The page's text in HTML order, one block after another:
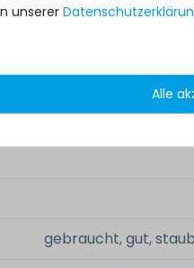
HPE iLO 4 Remote
gebraucht, gut,
unserer
Alle